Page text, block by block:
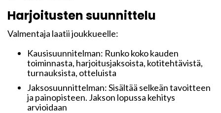
Harjoitusten suunnittelu
Valmentaja laatii joukkueelle:
Kausisuunnitelman: Runko koko kauden
toiminnasta, harjoitusjaksoista, kotitehtävistä,
turnauksista, otteluista
Jaksosuunnittelman: Sisältää selkeän tavoitteen
ja painopisteen. Jakson lopussa kehitys
arvioidaan